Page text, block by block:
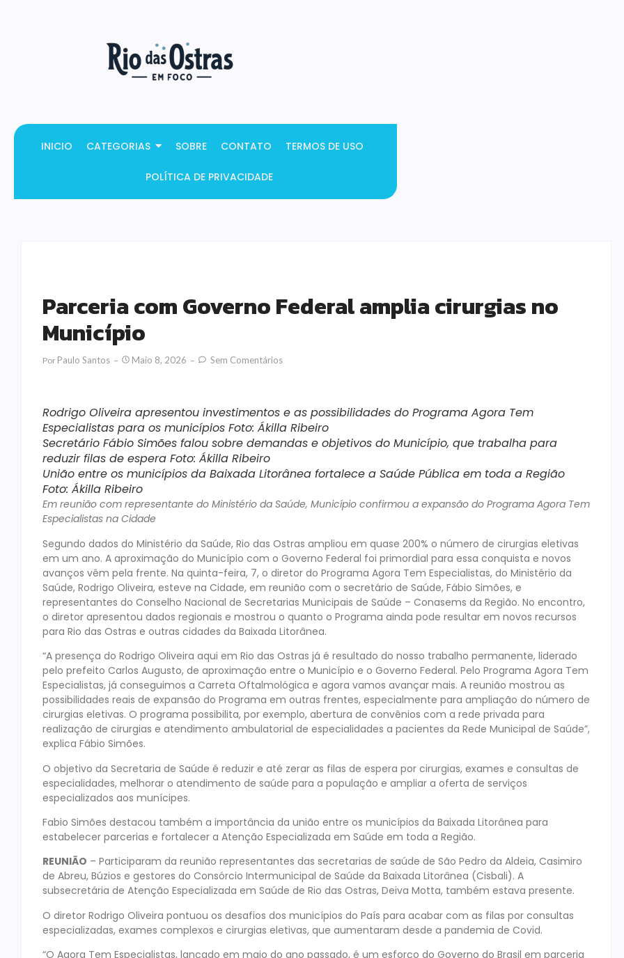
INICIO CATEGORIAS SOBRE CONTATO TERMOS DE USO
POLÍTICA DE PRIVACIDADE
Parceria com Governo Federal amplia cirurgias no
Município
Por Paulo Santos Maio 8, 2026 Sem Comentários
Rodrigo Oliveira apresentou investimentos e as possibilidades do Programa Agora Tem
Especialistas para os municípios Foto: Ákilla Ribeiro
Secretário Fábio Simões falou sobre demandas e objetivos do Município, que trabalha para
reduzir filas de espera Foto: Ákilla Ribeiro
União entre os municípios da Baixada Litorânea fortalece a Saúde Pública em toda a Região
Foto: Ákilla Ribeiro
Em reunião com representante do Ministério da Saúde, Município confirmou a expansão do Programa Agora Tem
Especialistas na Cidade
Segundo dados do Ministério da Saúde, Rio das Ostras ampliou em quase 200% o número de cirurgias eletivas
em um ano. A aproximação do Município com o Governo Federal foi primordial para essa conquista e novos
avanços vêm pela frente. Na quinta-feira, 7, o diretor do Programa Agora Tem Especialistas, do Ministério da
Saúde, Rodrigo Oliveira, esteve na Cidade, em reunião com o secretário de Saúde, Fábio Simões, e
representantes do Conselho Nacional de Secretarias Municipais de Saúde – Conasems da Região. No encontro,
o diretor apresentou dados regionais e mostrou o quanto o Programa ainda pode resultar em novos recursos
para Rio das Ostras e outras cidades da Baixada Litorânea.
“A presença do Rodrigo Oliveira aqui em Rio das Ostras já é resultado do nosso trabalho permanente, liderado
pelo prefeito Carlos Augusto, de aproximação entre o Município e o Governo Federal. Pelo Programa Agora Tem
Especialistas, já conseguimos a Carreta Oftalmológica e agora vamos avançar mais. A reunião mostrou as
possibilidades reais de expansão do Programa em outras frentes, especialmente para ampliação do número de
cirurgias eletivas. O programa possibilita, por exemplo, abertura de convênios com a rede privada para
realização de cirurgias e atendimento ambulatorial de especialidades a pacientes da Rede Municipal de Saúde”,
explica Fábio Simões.
O objetivo da Secretaria de Saúde é reduzir e até zerar as filas de espera por cirurgias, exames e consultas de
especialidades, melhorar o atendimento de saúde para a população e ampliar a oferta de serviços
especializados aos munícipes.
Fabio Simões destacou também a importância da união entre os municípios da Baixada Litorânea para
estabelecer parcerias e fortalecer a Atenção Especializada em Saúde em toda a Região.
REUNIÃO – Participaram da reunião representantes das secretarias de saúde de São Pedro da Aldeia, Casimiro
de Abreu, Búzios e gestores do Consórcio Intermunicipal de Saúde da Baixada Litorânea (Cisbali). A
subsecretária de Atenção Especializada em Saúde de Rio das Ostras, Deiva Motta, também estava presente.
O diretor Rodrigo Oliveira pontuou os desafios dos municípios do País para acabar com as filas por consultas
especializadas, exames complexos e cirurgias eletivas, que aumentaram desde a pandemia de Covid.
“O Agora Tem Especialistas, lançado em maio do ano passado, é um esforço do Governo do Brasil em parceria